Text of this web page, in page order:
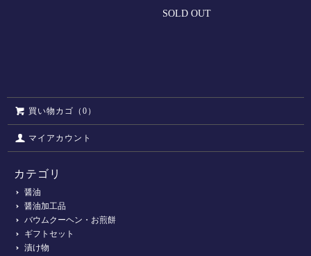
SOLD OUT
買い物カゴ（0）
マイアカウント
カテゴリ
醤油
醤油加工品
バウムクーヘン・お煎餅
ギフトセット
漬け物